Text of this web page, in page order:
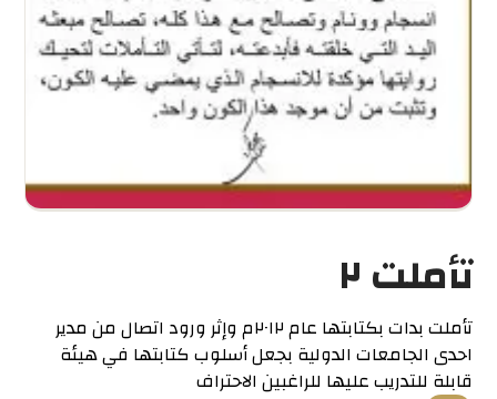
تأملت ٢
تأملت بدات بكتابتها عام ٢٠١٢م وإثر ورود اتصال من مدير
احدى الجامعات الدولية بجعل أسلوب كتابتها في هيئة
قابلة للتدريب عليها للراغبين الاحتراف